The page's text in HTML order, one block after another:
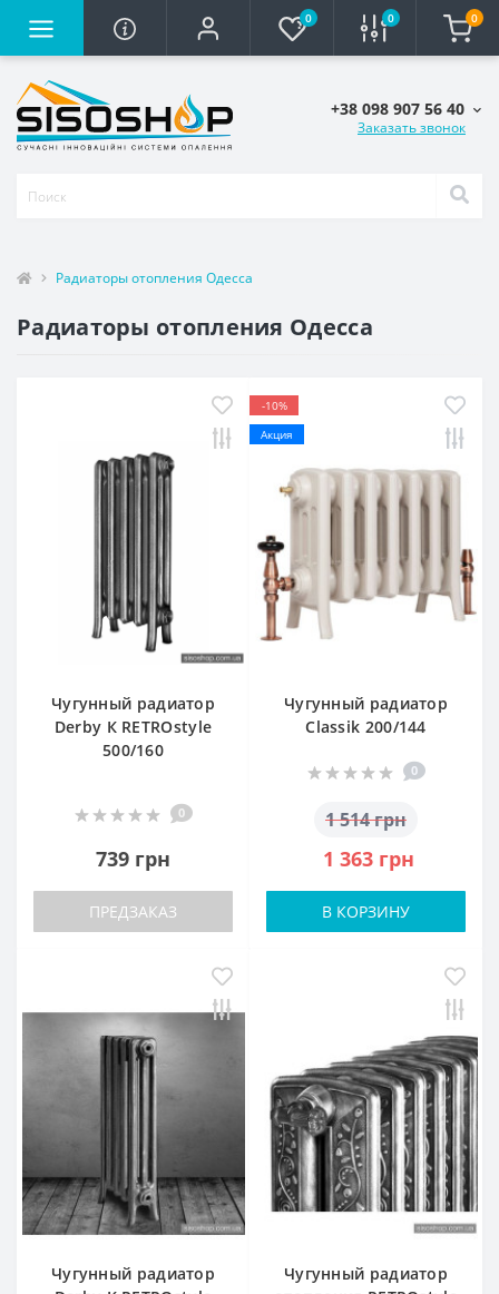
0 0 0
+38 098 907 56 40
Заказать звонок
Радиаторы отопления Одесса
Радиаторы отопления Одесса
Чугунный радиатор
Derby К RETROstyle
500/160
0
739 грн
ПРЕДЗАКАЗ
-10%
Акция
Чугунный радиатор
Classik 200/144
0
1 514 грн
1 363 грн
В КОРЗИНУ
Чугунный радиатор
Чугунный радиатор